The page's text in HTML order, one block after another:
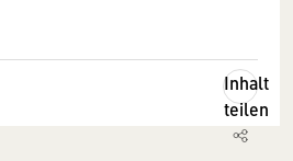
Inhalt
teilen